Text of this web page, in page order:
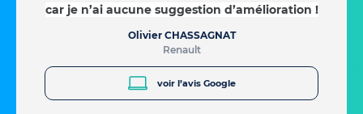
car je n’ai aucune suggestion d’amélioration !
Olivier CHASSAGNAT
Renault
voir l’avis Google